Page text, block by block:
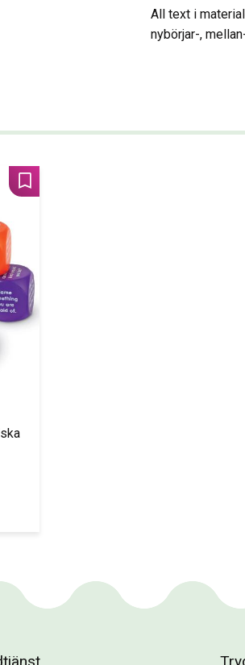
All text i
nybörjar-,
Lägg till i favoriter